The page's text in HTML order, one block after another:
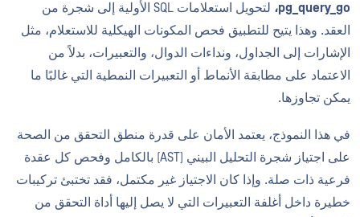
pg_query_go،
لتحويل استعلامات SQL الأولية إلى شجرة من
العقد. وهذا يتيح للتطبيق فحص المكونات الهيكلية للاستعلام، مثل
الإشارات إلى الجداول، ونداءات الدوال، والتعبيرات، بدلاً من
الاعتماد على مطابقة الأنماط أو التعبيرات النمطية التي غالبًا ما
يمكن تجاوزها.
في هذا النموذج، يعتمد الأمان على قدرة منطق التحقق من الصحة
على اجتياز شجرة التحليل البيني (AST) بالكامل وفحص كل عقدة
فرعية ذات صلة. وإذا كان الاجتياز غير مكتمل، فقد تختبئ تركيبات
خطيرة داخل أغلفة التعبيرات التي لا يصل إليها أداة التحقق من